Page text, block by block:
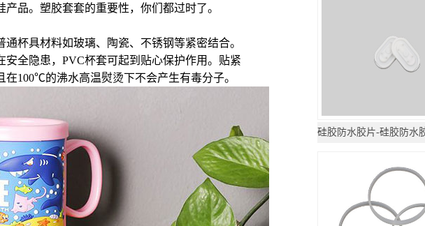
品。塑胶套套的重要性，你们都过时了。
杯具材料如玻璃、陶瓷、不锈钢等紧密结合。
全隐患， PVC杯套可起到贴心保护作用。贴紧
在100℃的沸水高温熨烫下不会产生有毒分子。